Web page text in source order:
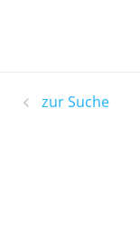
zur Suche